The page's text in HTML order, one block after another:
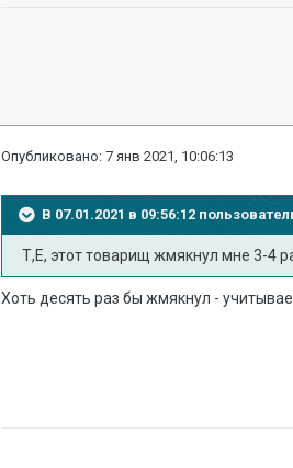
Опубликовано:7 янв 2021, 10:06:13
В 07.01.2021 в 09:56:12
Т,Е, этот товарищ жмякнул мне 3-4
Хоть десять раз бы жмякнул -